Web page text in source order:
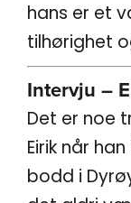
hans er et
tilhørighet
Intervju –
Det er noe
Eirik når
bodd i